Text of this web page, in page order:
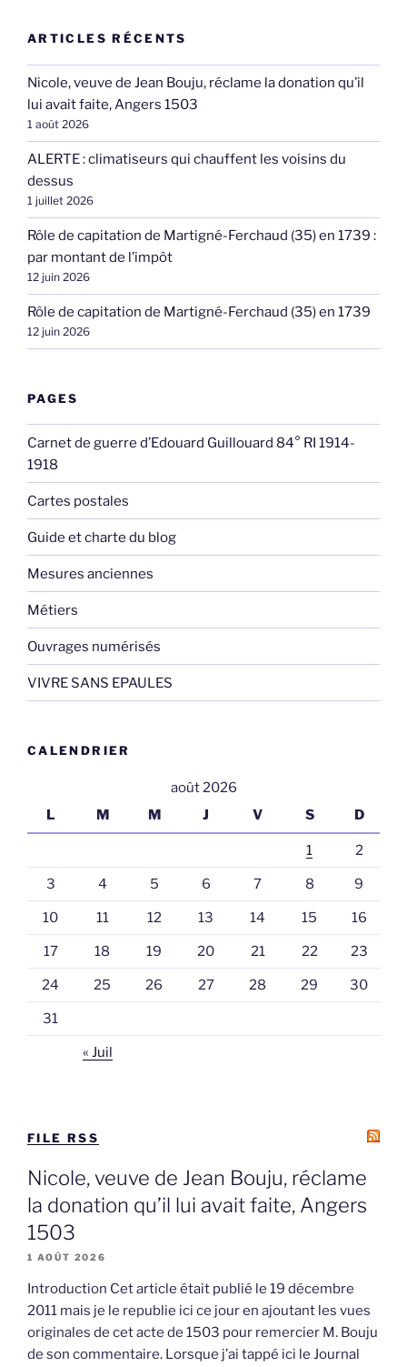
ARTICLES RÉCENTS
Nicole, veuve de Jean Bouju, réclame la donation qu’il
lui avait faite, Angers 1503
1 août 2026
ALERTE : climatiseurs qui chauffent les voisins du
dessus
1 juillet 2026
Rôle de capitation de Martigné-Ferchaud (35) en 1739 :
par montant de l’impôt
12 juin 2026
Rôle de capitation de Martigné-Ferchaud (35) en 1739
12 juin 2026
PAGES
Carnet de guerre d’Edouard Guillouard 84° RI 1914-
1918
Cartes postales
Guide et charte du blog
Mesures anciennes
Métiers
Ouvrages numérisés
VIVRE SANS EPAULES
CALENDRIER
août 2026
L
M M J V S D
1 2
3 4 5 6 7 8 9
10 11 12 13 14 15 16
17 18 19 20 21 22 23
24 25 26 27 28 29 30
31
« Juil
FILE RSS
Nicole, veuve de Jean Bouju, réclame
la donation qu’il lui avait faite, Angers
1503
1 AOÛT 2026
Introduction Cet article était publié le 19 décembre
2011 mais je le republie ici ce jour en ajoutant les vues
originales de cet acte de 1503 pour remercier M. Bouju
de son commentaire. Lorsque j’ai tappé ici le Journal